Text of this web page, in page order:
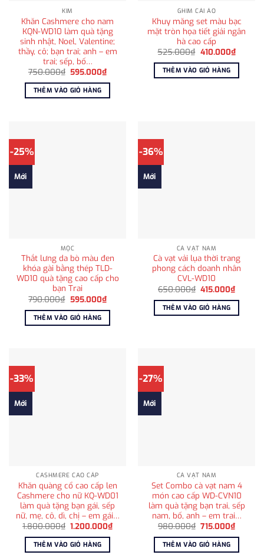
KIM
Khăn Cashmere cho nam
KQN-WD10 làm quà tặng
sinh nhật, Noel, Valentine;
thầy, cô; bạn trai; anh – em
trai; sếp, bố…
750.000₫ Giá
là:
750.000₫.
595.000₫Giá
hiện
tại
595.000₫.
THÊM VÀO GIỎ HÀNG
GHIM CÀI ÁO
Khuy măng set màu bạc
mặt tròn họa tiết giải ngân
hà cao cấp
525.000₫ Giá
là:
525.000₫.
410.000₫Giá
hiện
tại
THÊM VÀO GIỎ HÀNG
-25%
Mới
MỘC
Thắt lưng da bò màu đen
khóa gài bằng thép TLD-
WD10 quà tặng cao cấp cho
bạn Trai
790.000₫ Giá
là:
790.000₫.
595.000₫Giá
hiện
tại
595.000₫.
THÊM VÀO GIỎ HÀNG
-36%
Mới
CÀ VẠT NAM
Cà vạt vải lụa thời trang
phong cách doanh nhân
CVL-WD10
650.000₫ Giá
là:
650.000₫.
415.000₫Giá
hiện
tại
THÊM VÀO GIỎ HÀNG
-33%
Mới
CASHMERE CAO CẤP
Khăn quàng cổ cao cấp len
Cashmere cho nữ KQ-WD01
làm quà tặng bạn gái, sếp
nữ, mẹ, cô, dì, chị – em gái…
1.800.000₫ Giá
là:
1.800.000₫.
1.200.000₫Giá
THÊM VÀO GIỎ HÀNG
-27%
Mới
CÀ VẠT NAM
Set Combo cà vạt nam 4
món cao cấp WD-CVN10
làm quà tặng bạn trai, sếp
nam, bố, anh – em trai…
980.000₫ Giá
là:
980.000₫.
715.000₫Giá
tại
THÊM VÀO GIỎ HÀNG